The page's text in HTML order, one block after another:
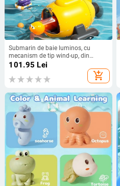
Submarin de baie luminos, cu
mecanism de tip wind-up, din
plastic, pentru sugari și copii până
101.95 Lei
add_shopping_cart